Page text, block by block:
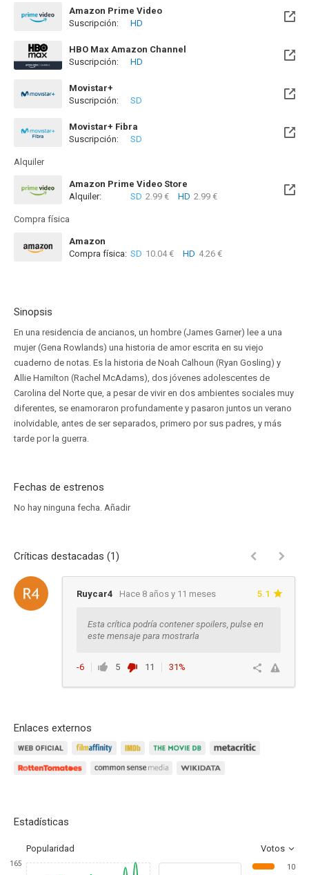
Amazon Prime Video
Suscripción:
HD
HBO Max Amazon Channel
Suscripción:
HD
Movistar+
Disponible hasta el Dom, 09 Ago 2026 (Quedan 3 días)
Suscripción: SD
Movistar+ Fibra
Disponible hasta el Dom, 09 Ago 2026 (Quedan 3 días)
Suscripción: SD
Alquiler
Amazon Prime Video Store
Alquiler:
SD 2.99 € HD 2.99 €
Compra física
Amazon
Compra física: SD 10.04 € HD 4.26 €
Sinopsis
En una residencia de ancianos, un hombre (James Garner) lee a una
mujer (Gena Rowlands) una historia de amor escrita en su viejo
cuaderno de notas. Es la historia de Noah Calhoun (Ryan Gosling) y
Allie Hamilton (Rachel McAdams), dos jóvenes adolescentes de
Carolina del Norte que, a pesar de vivir en dos ambientes sociales muy
diferentes, se enamoraron profundamente y pasaron juntos un verano
inolvidable, antes de ser separados, primero por sus padres, y más
tarde por la guerra.
Fechas de estrenos
No hay ninguna fecha. Añadir
Críticas destacadas (1)
Ruycar4 Hace 8 años y 11 meses 5.1
Esta crítica podría contener spoilers, pulse en
este mensaje para mostrarla
-6 5 11
31%
Enlaces externos
Estadísticas
Popularidad Votos
165
10